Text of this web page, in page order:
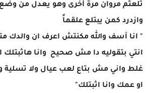
تلعثم مروان مرة أخرى وهو يعدل من وضع
وازدرد كمن يبتلع علقماً
" انا آسف والله مكنتش اعرف ان والدك
انتي بتقوليه دا مش صحيح وانا هاثبتلك
غلط واني مش بتاع لعب عيال ولا تسلية
او عمك وانا اثبتلك"